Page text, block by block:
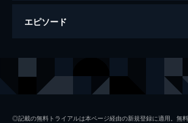
エピソード
ぼくの家族と祖国の戦争
◎記載の無料トライアルは本ページ経由の新規登録に適用。無